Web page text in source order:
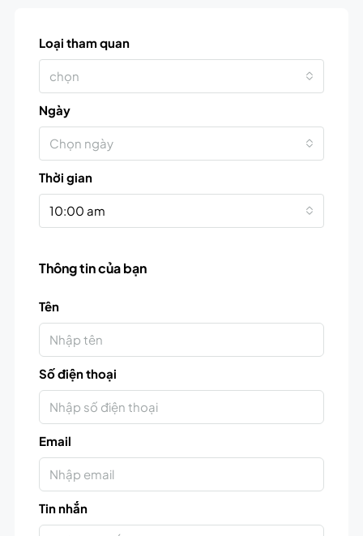
Loại tham quan
chọn
Ngày
Chọn ngày
Thời gian
10:00 am
Thông tin của bạn
Tên
Số điện thoại
Email
Tin nhắn